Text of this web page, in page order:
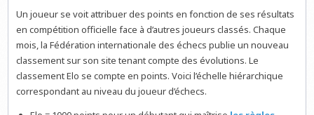
Un joueur se voit attribuer des points en fonction de ses résultats
en compétition officielle face à d’autres joueurs classés. Chaque
mois, la Fédération internationale des échecs publie un nouveau
classement sur son site tenant compte des évolutions. Le
classement Elo se compte en points. Voici l’échelle hiérarchique
correspondant au niveau du joueur d’échecs.